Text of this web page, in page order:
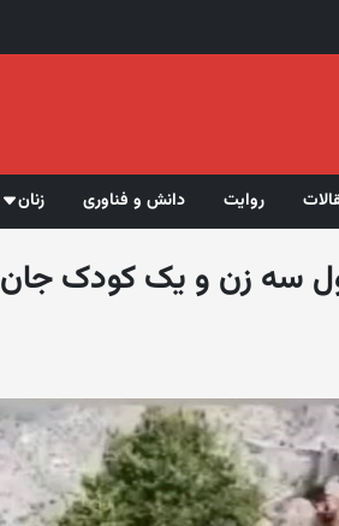
روایت دانش و فناوری زنان
سه زن و یک کودک جان